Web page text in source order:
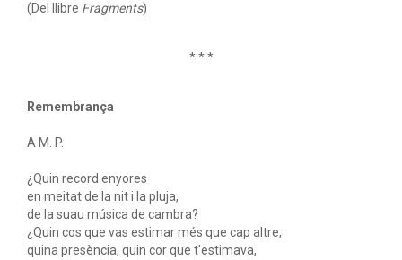
(Del llibre Fragments)
* * *
Remembrança
A M. P.
¿Quin record enyores
en meitat de la nit i la pluja,
de la suau música de cambra?
¿Quin cos que vas estimar més que cap altre,
quina presència, quin cor que t'estimava,